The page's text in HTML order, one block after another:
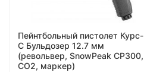
Пейнтбольный пистолет Курс-
С Бульдозер 12.7 мм
(револьвер, SnowPeak CP300,
СО2, маркер)